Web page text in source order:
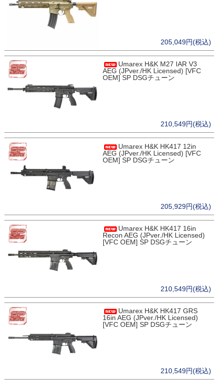
205,049円(税込)
Umarex H&K M27 IAR V3
AEG (JPver./HK Licensed) [VFC
OEM] SP DSGチューン
210,549円(税込)
Umarex H&K HK417 12in
AEG (JPver./HK Licensed) [VFC
OEM] SP DSGチューン
205,929円(税込)
Umarex H&K HK417 16in
Recon AEG (JPver./HK Licensed)
[VFC OEM] SP DSGチューン
210,549円(税込)
Umarex H&K HK417 GRS
16in AEG (JPver./HK Licensed)
[VFC OEM] SP DSGチューン
210,549円(税込)